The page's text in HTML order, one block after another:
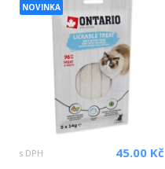
NOVINKA
s DPH 45.00 Kč